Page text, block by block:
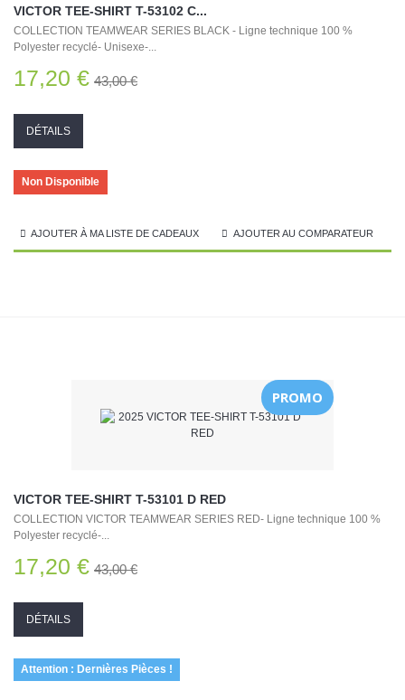
VICTOR TEE-SHIRT T-53102 C...
COLLECTION TEAMWEAR SERIES BLACK - Ligne technique 100 %
Polyester recyclé- Unisexe-...
17,20 € 43,00 €
DÉTAILS
Non Disponible
AJOUTER À MA LISTE DE CADEAUX AJOUTER AU COMPARATEUR
PROMO
VICTOR TEE-SHIRT T-53101 D RED
COLLECTION VICTOR TEAMWEAR SERIES RED- Ligne technique 100 %
Polyester recyclé-...
17,20 € 43,00 €
DÉTAILS
Attention : Dernières Pièces !